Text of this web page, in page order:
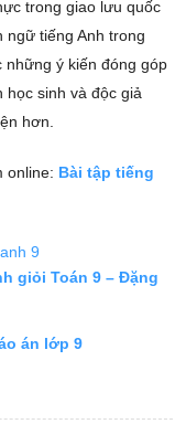
trong giao lưu quốc
ngữ tiếng Anh trong
ý kiến đóng góp
học sinh và độc giả
hơn.
online: Bài tập tiếng
9
giỏi Toán 9 – Đặng
án lớp 9